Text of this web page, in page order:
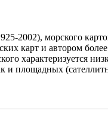
2002), морского
карт и автором
характеризуется
площадных